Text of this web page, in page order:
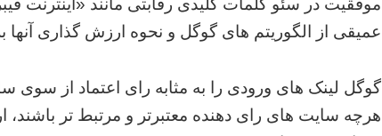
موفقیت در سئو کلمات کلیدی رقابتی مانند «اینترنت
عمیقی از الگوریتم های گوگل و نحوه ارزش گذاری آنها
گوگل لینک های ورودی را به مثابه رای اعتماد از سوی
هرچه سایت های رای دهنده معتبرتر و مرتبط تر